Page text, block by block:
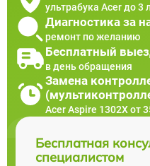
ультрабука Acer до 3
Диагностика за
ремонт по желанию
Бесплатный
в день обращения
Замена
Acer Aspire 1302X от
Бесплатная
специалистом